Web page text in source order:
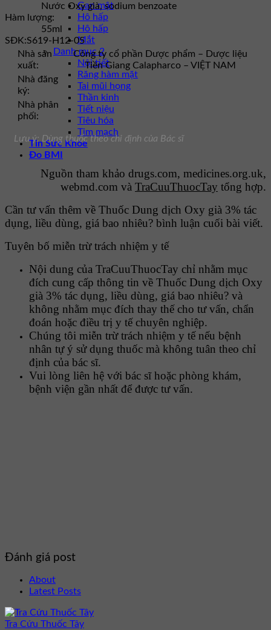
Gan mật
Hô hấp
Hô hấp
Mắt
Danh mục 2
Nội tiết
Răng hàm mặt
Tai mũi họng
Thần kinh
Tiết niệu
Tiêu hóa
Tim mạch
Tin Sức Khỏe
Đo BMI
Nước Oxy già, sodium benzoate
Hàm lượng:
55ml
SĐK:S619-H12-05
Nhà sản
xuất:
Công ty cổ phần Dược phẩm – Dược liệu
Tiền Giang Calapharco – VIỆT NAM
Nhà đăng
ký:
Nhà phân
phối:
Lưu ý: Dùng thuốc theo chỉ định của Bác sĩ
Nguồn tham khảo drugs.com, medicines.org.uk,
webmd.com và TraCuuThuocTay tổng hợp.
Cần tư vấn thêm về Thuốc Dung dịch Oxy già 3% tác
dụng, liều dùng, giá bao nhiêu? bình luận cuối bài viết.
Tuyên bố miễn trừ trách nhiệm y tế
Nội dung của TraCuuThuocTay chỉ nhằm mục
đích cung cấp thông tin về Thuốc Dung dịch Oxy
già 3% tác dụng, liều dùng, giá bao nhiêu? và
không nhằm mục đích thay thế cho tư vấn, chẩn
đoán hoặc điều trị y tế chuyên nghiệp.
Chúng tôi miễn trừ trách nhiệm y tế nếu bệnh
nhân tự ý sử dụng thuốc mà không tuân theo chỉ
định của bác sĩ.
Vui lòng liên hệ với bác sĩ hoặc phòng khám,
bệnh viện gần nhất để được tư vấn.
Đánh giá post
About
Latest Posts
Tra Cứu Thuốc Tây